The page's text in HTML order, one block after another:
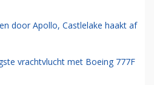
door Apollo, Castlelake haakt af
vrachtvlucht met Boeing 777F